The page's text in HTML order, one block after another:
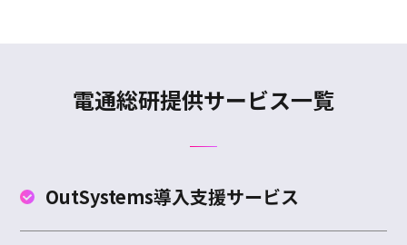
電通総研提供サービス一覧
OutSystems導入支援サービス